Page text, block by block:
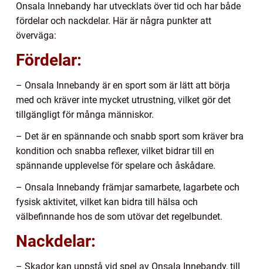
Onsala Innebandy har utvecklats över tid och har både
fördelar och nackdelar. Här är några punkter att
överväga:
Fördelar:
– Onsala Innebandy är en sport som är lätt att börja
med och kräver inte mycket utrustning, vilket gör det
tillgängligt för många människor.
– Det är en spännande och snabb sport som kräver bra
kondition och snabba reflexer, vilket bidrar till en
spännande upplevelse för spelare och åskådare.
– Onsala Innebandy främjar samarbete, lagarbete och
fysisk aktivitet, vilket kan bidra till hälsa och
välbefinnande hos de som utövar det regelbundet.
Nackdelar:
– Skador kan uppstå vid spel av Onsala Innebandy, till